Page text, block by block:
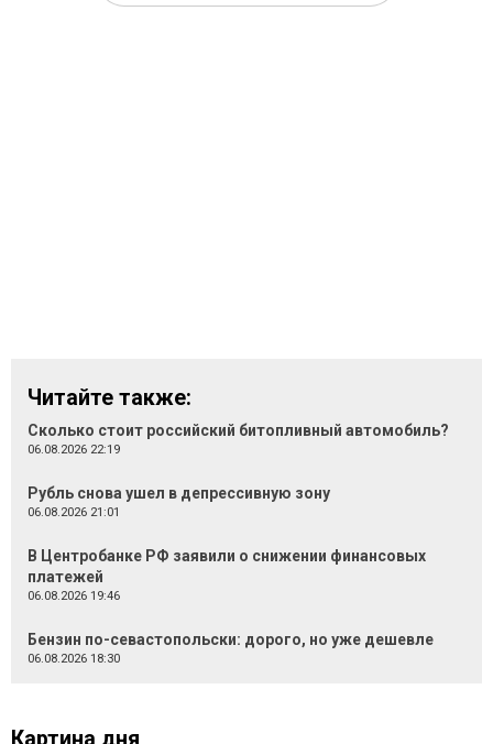
Читайте также:
Сколько стоит российский битопливный автомобиль?
06.08.2026 22:19
Рубль снова ушел в депрессивную зону
06.08.2026 21:01
В Центробанке РФ заявили о снижении финансовых
платежей
06.08.2026 19:46
Бензин по-севастопольски: дорого, но уже дешевле
06.08.2026 18:30